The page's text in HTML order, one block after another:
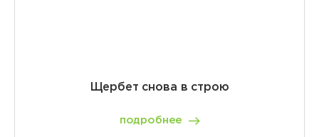
Щербет снова в строю
подробнее